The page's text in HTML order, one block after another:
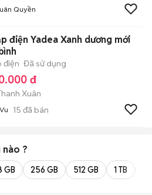
Quyền
điện Yadea Xanh dương mới
điện Đã sử dụng
đ
Xuân
15 đã bán
nào ?
GB 256 GB 512 GB 1 TB